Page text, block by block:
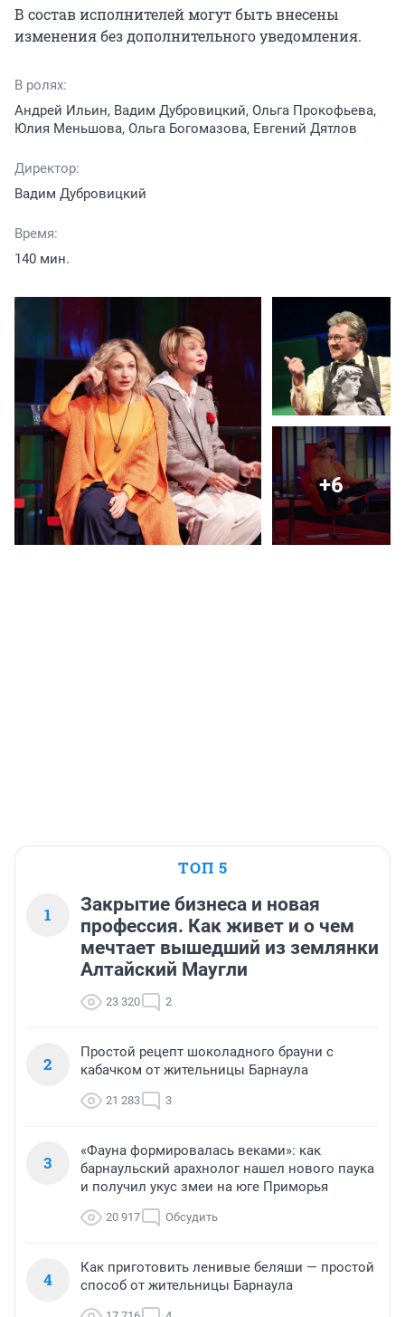
В состав исполнителей могут быть внесены
изменения без дополнительного уведомления.
В ролях:
Андрей Ильин, Вадим Дубровицкий, Ольга Прокофьева,
Юлия Меньшова, Ольга Богомазова, Евгений Дятлов
Директор:
Вадим Дубровицкий
Время:
140 мин.
+6
ТОП 5
1
Закрытие бизнеса и новая
профессия. Как живет и о чем
мечтает вышедший из землянки
Алтайский Маугли
23 320 2
2
Простой рецепт шоколадного брауни с
кабачком от жительницы Барнаула
21 283 3
3
«Фауна формировалась веками»: как
барнаульский арахнолог нашел нового паука
и получил укус змеи на юге Приморья
20 917 Обсудить
4
Как приготовить ленивые беляши — простой
способ от жительницы Барнаула